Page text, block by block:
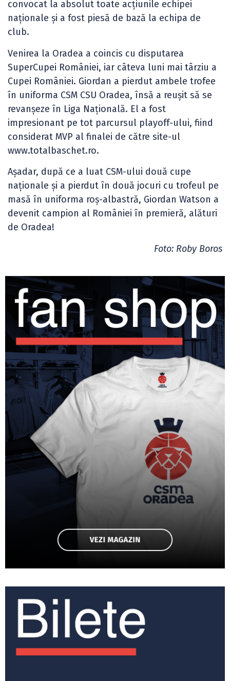
convocat la absolut toate acțiunile echipei
naționale și a fost piesă de bază la echipa de
club.
Venirea la Oradea a coincis cu disputarea
SuperCupei României, iar câteva luni mai târziu a
Cupei României. Giordan a pierdut ambele trofee
în uniforma CSM CSU Oradea, însă a reușit să se
revanșeze în Liga Națională. El a fost
impresionant pe tot parcursul playoff-ului, fiind
considerat MVP al finalei de către site-ul
www.totalbaschet.ro.
Așadar, după ce a luat CSM-ului două cupe
naționale și a pierdut în două jocuri cu trofeul pe
masă în uniforma roș-albastră, Giordan Watson a
devenit campion al României în premieră, alături
de Oradea!
Foto: Roby Boros